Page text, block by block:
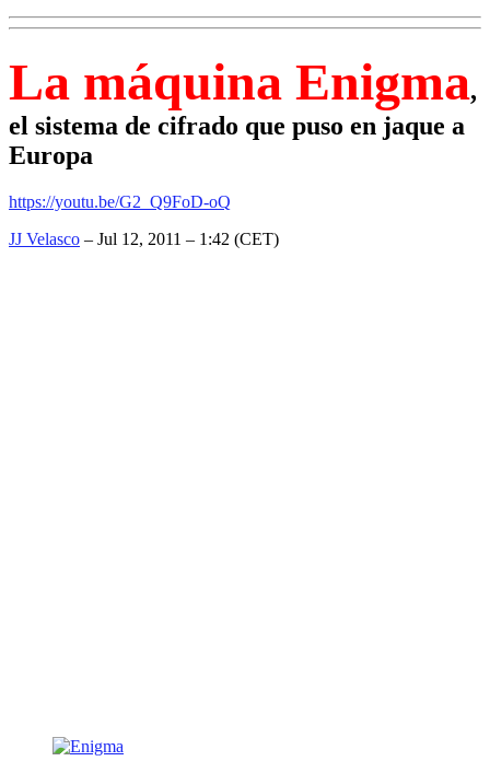
La máquina Enigma,
el sistema de cifrado que puso en jaque a
Europa
https://youtu.be/G2_Q9FoD-oQ
JJ Velasco – Jul 12, 2011 – 1:42 (CET)